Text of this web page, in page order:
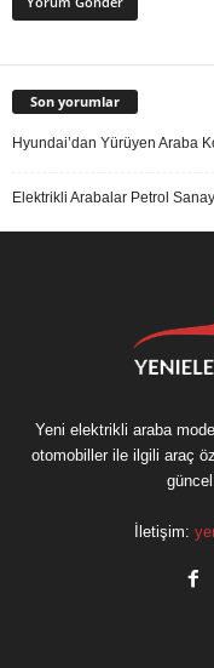
Son yorumlar
Hyundai’dan Yürüyen Araba
Elektrikli Arabalar Petrol
Yeni elektrikli araba
otomobiller ile ilgili araç
İletişim: